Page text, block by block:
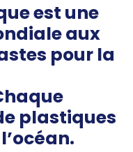
est une
aux
pour la
plastiques